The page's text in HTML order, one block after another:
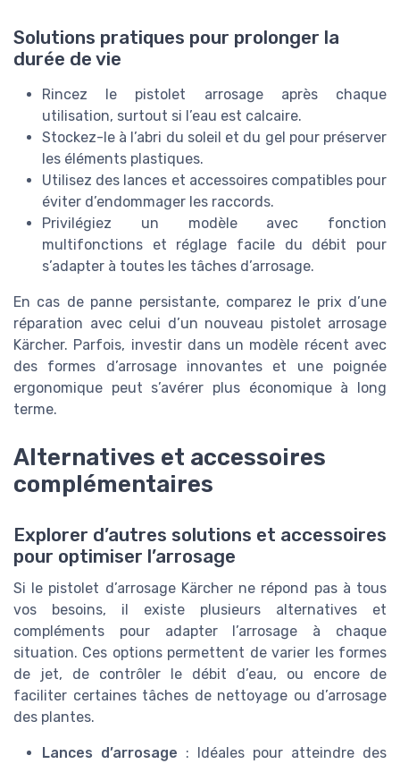
Solutions pratiques pour prolonger la
durée de vie
Rincez le pistolet arrosage après chaque
utilisation, surtout si l’eau est calcaire.
Stockez-le à l’abri du soleil et du gel pour préserver
les éléments plastiques.
Utilisez des lances et accessoires compatibles pour
éviter d’endommager les raccords.
Privilégiez un modèle avec fonction
multifonctions et réglage facile du débit pour
s’adapter à toutes les tâches d’arrosage.
En cas de panne persistante, comparez le prix d’une
réparation avec celui d’un nouveau pistolet arrosage
Kärcher. Parfois, investir dans un modèle récent avec
des formes d’arrosage innovantes et une poignée
ergonomique peut s’avérer plus économique à long
terme.
Alternatives et accessoires
complémentaires
Explorer d’autres solutions et accessoires
pour optimiser l’arrosage
Si le pistolet d’arrosage Kärcher ne répond pas à tous
vos besoins, il existe plusieurs alternatives et
compléments pour adapter l’arrosage à chaque
situation. Ces options permettent de varier les formes
de jet, de contrôler le débit d’eau, ou encore de
faciliter certaines tâches de nettoyage ou d’arrosage
des plantes.
Lances d’arrosage : Idéales pour atteindre des